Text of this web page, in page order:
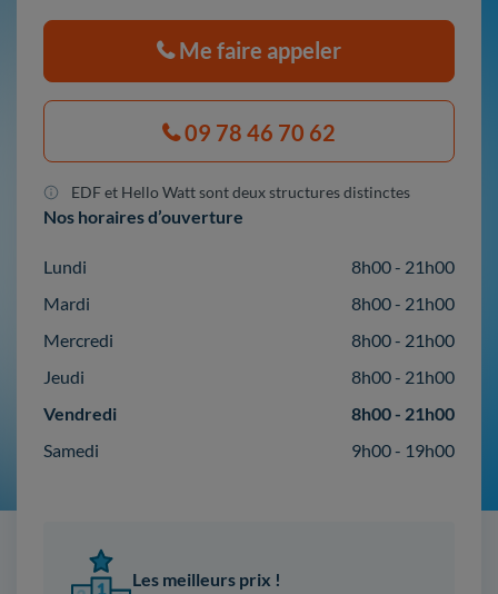
Me faire appeler
09 78 46 70 62
EDF et Hello Watt sont deux structures distinctes
Nos horaires d’ouverture
Lundi
8h00 - 21h00
Mardi
8h00 - 21h00
Mercredi
8h00 - 21h00
Jeudi
8h00 - 21h00
Vendredi
8h00 - 21h00
Samedi
9h00 - 19h00
Les meilleurs prix !